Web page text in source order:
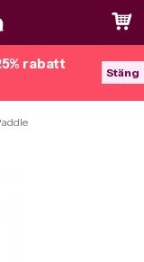
rabatt
Stäng